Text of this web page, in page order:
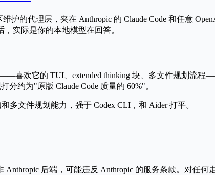
维护的代理层，夹在 Anthropic 的 Claude Code 和任意
，实际是你的本地模型在回答。
——喜欢它的 TUI、extended thinking 块、多文件规划流
分约为"原版 Claude Code 质量的 60%"。
多文件规划能力，强于 Codex CLI，和 Aider 打平。
Anthropic 后端，可能违反 Anthropic 的服务条款。对任何